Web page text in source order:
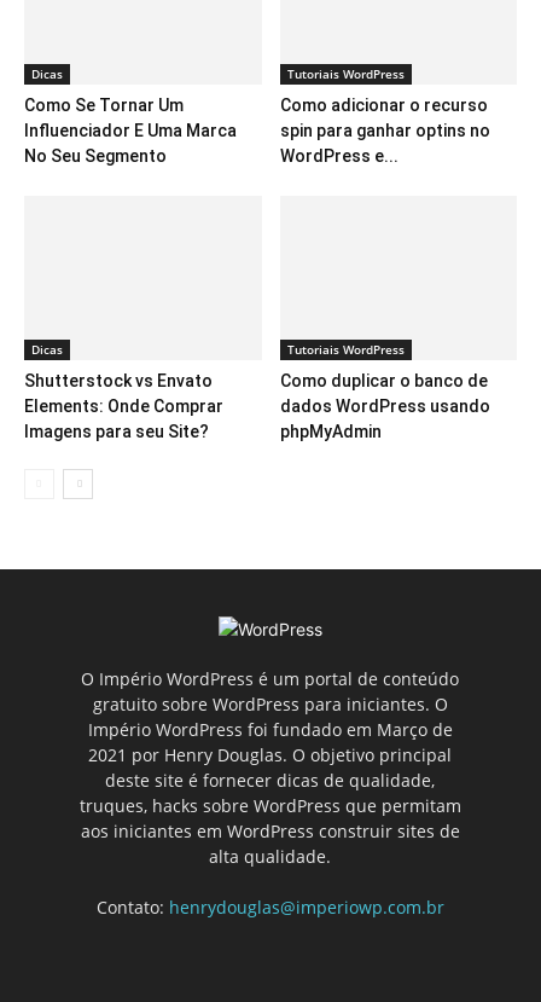
Dicas
Como Se Tornar Um
Influenciador E Uma Marca
No Seu Segmento
Tutoriais WordPress
Como adicionar o recurso
spin para ganhar optins no
WordPress e...
Dicas
Shutterstock vs Envato
Elements: Onde Comprar
Imagens para seu Site?
Tutoriais WordPress
Como duplicar o banco de
dados WordPress usando
phpMyAdmin
O Império WordPress é um portal de conteúdo
gratuito sobre WordPress para iniciantes. O
Império WordPress foi fundado em Março de
2021 por Henry Douglas. O objetivo principal
deste site é fornecer dicas de qualidade,
truques, hacks sobre WordPress que permitam
aos iniciantes em WordPress construir sites de
alta qualidade.
Contato: henrydouglas@imperiowp.com.br